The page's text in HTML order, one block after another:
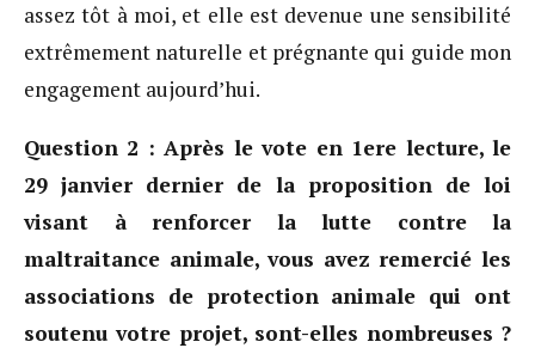
assez tôt à moi, et elle est devenue une sensibilité
extrêmement naturelle et prégnante qui guide mon
engagement aujourd’hui.
Question 2 : Après le vote en 1ere lecture, le
29 janvier dernier de la proposition de loi
visant à renforcer la lutte contre la
maltraitance animale, vous avez remercié les
associations de protection animale qui ont
soutenu votre projet, sont-elles nombreuses ?